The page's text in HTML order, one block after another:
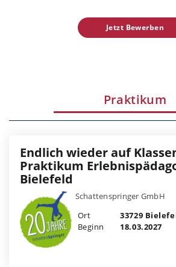
Jetzt Bewerben
Praktikum
Endlich wieder auf
Praktikum
Bielefeld
Schattenspringer GmbH
Ort
33729
Beginn
18.03.2027